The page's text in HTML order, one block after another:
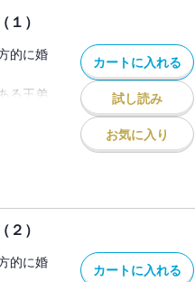
）
的に婚
る王弟
晴らし
、妻と
カートに入れる
試し読み
お気に入り
）
的に婚
カートに入れる